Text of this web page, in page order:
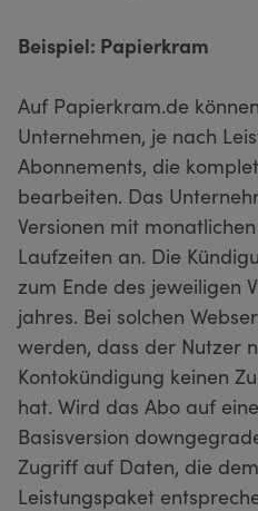
Beispiel: Papierkram
Auf Papierkram.de
Unternehmen, je nach
Abonnements, die
bearbeiten. Das
Versionen mit
Laufzeiten an. Die
zum Ende des jeweiligen
jahres. Bei solchen
werden, dass der Nutzer
Kontokündigung keinen
hat. Wird das Abo auf
Basisversion
Zugriff auf Daten, die
Leistungspaket